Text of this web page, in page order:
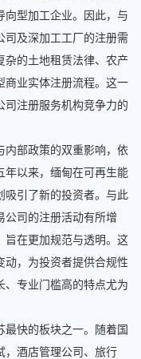
向型加工企业。因此，与
司及深加工工厂的注册需
杂的土地租赁法律、农产
商业实体注册流程。这一
司注册服务机构竞争力的
部政策的双重影响，依
年以来，缅甸在可再生能
吸引了新的投资者。与此
公司的注册活动有所增
旨在更加规范与透明。这
动，为投资者提供合规性
、专业门槛高的特点尤为
快的板块之一。随着国
，酒店管理公司、旅行